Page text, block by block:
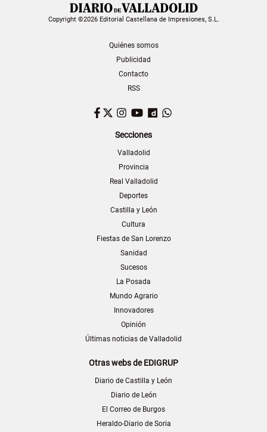
Copyright ©2026 Editorial Castellana de Impresiones, S.L.
Quiénes somos
Publicidad
Contacto
RSS
Facebook
TwitterInstagram
YouTubeDailymotion
Secciones
Valladolid
Provincia
Real Valladolid
Deportes
Castilla y León
Cultura
Fiestas de San Lorenzo
Sanidad
Sucesos
La Posada
Mundo Agrario
Innovadores
Opinión
Últimas noticias de Valladolid
Otras webs de EDIGRUP
Diario de Castilla y León
Diario de León
El Correo de Burgos
Heraldo-Diario de Soria